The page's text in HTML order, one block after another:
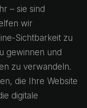
– sie sind
wir
Sichtbarkeit zu
gewinnen und
zu verwandeln.
die Ihre Website
digitale